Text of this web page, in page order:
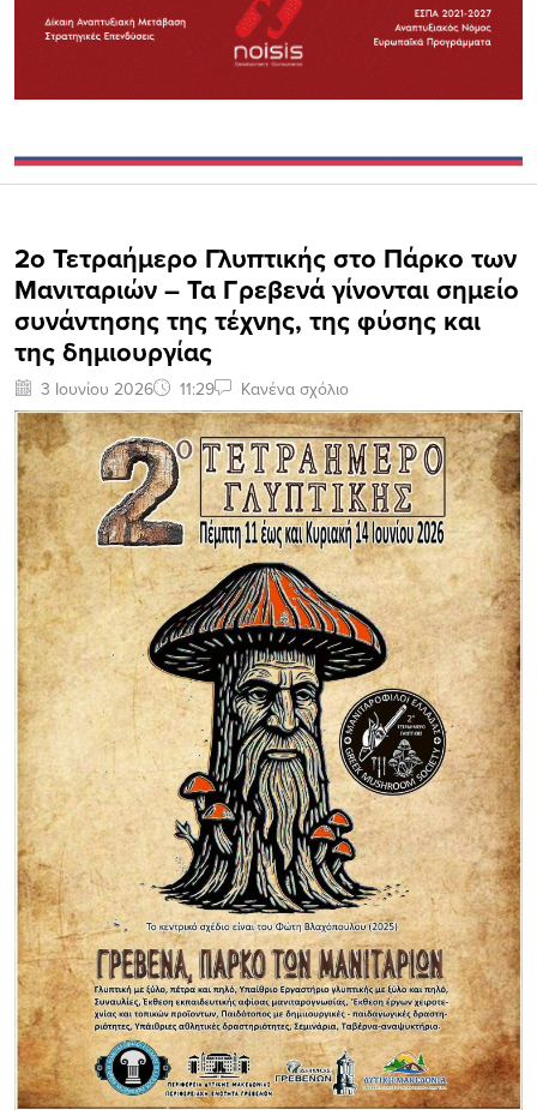
2ο Τετραήμερο Γλυπτικής στο Πάρκο των
Μανιταριών – Τα Γρεβενά γίνονται σημείο
συνάντησης της τέχνης, της φύσης και
της δημιουργίας
3 Ιουνίου 2026 11:29 Κανένα σχόλιο